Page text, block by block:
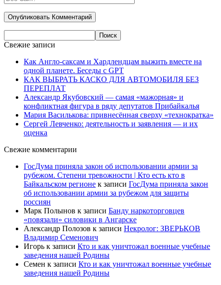
Свежие записи
Как Англо-саксам и Хардлендцам выжить вместе на
одной планете. Беседы с GPT
КАК ВЫБРАТЬ КАСКО ДЛЯ АВТОМОБИЛЯ БЕЗ
ПЕРЕПЛАТ
Александр Якубовский — самая «мажорная» и
конфликтная фигура в ряду депутатов Прибайкалья
Мария Василькова: привнесённая сверху «технократка»
Сергей Левченко: деятельность и заявления — и их
оценка
Свежие комментарии
ГосДума приняла закон об использовании армии за
рубежом. Степени тревожности | Кто есть кто в
Байкальском регионе к записи ГосДума приняла закон
об использовании армии за рубежом для защиты
россиян
Марк Полынов к записи Банду наркоторговцев
«повязали» силовики в Ангарске
Александр Полозов к записи Некролог: ЗВЕРЬКОВ
Владимир Семенович
Игорь к записи Кто и как уничтожал военные учебные
заведения нашей Родины
Семен к записи Кто и как уничтожал военные учебные
заведения нашей Родины